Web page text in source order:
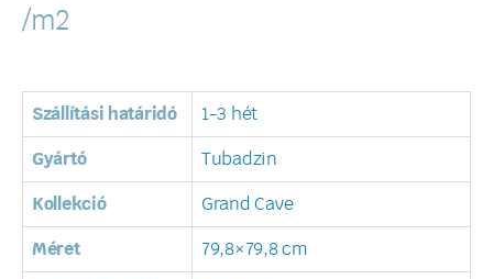
/m2
Szállítási határidó 1-3 hét
Gyártó Tubadzin
Kollekció Grand Cave
Méret 79,8×79,8 cm